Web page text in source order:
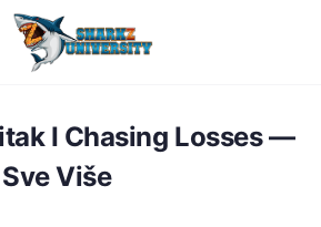
I Chasing Losses —
Više